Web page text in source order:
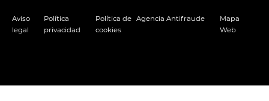
Aviso
legal
Política
privacidad
Política de
cookies
Agencia Antifraude
Mapa
Web